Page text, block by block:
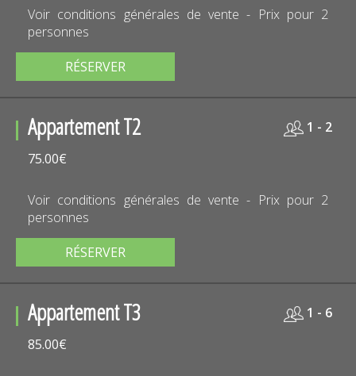
Voir conditions générales de vente - Prix pour 2
personnes
RÉSERVER
Appartement T2
1 - 2
75.00€
Voir conditions générales de vente - Prix pour 2
personnes
RÉSERVER
Appartement T3
1 - 6
85.00€